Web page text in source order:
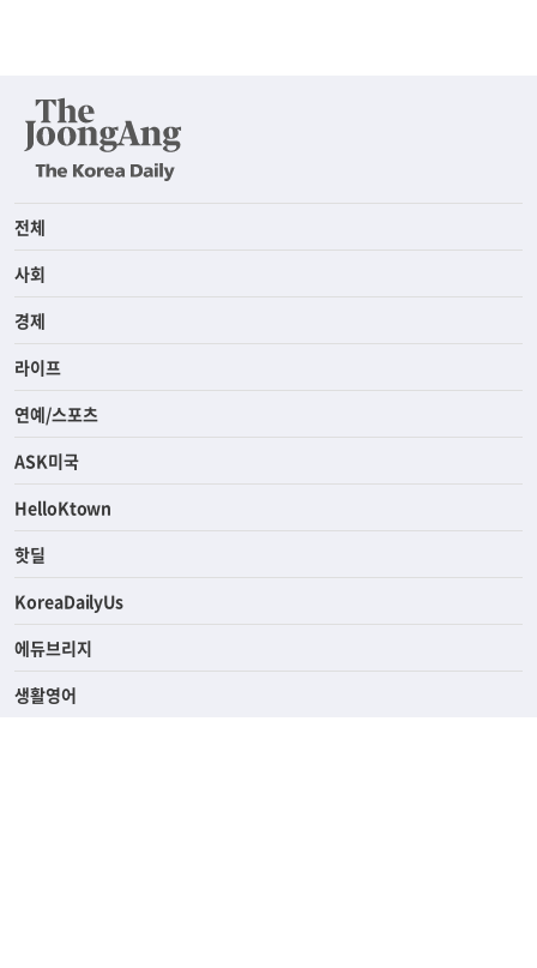
전체
사회
경제
라이프
연예/스포츠
ASK미국
HelloKtown
핫딜
KoreaDailyUs
에듀브리지